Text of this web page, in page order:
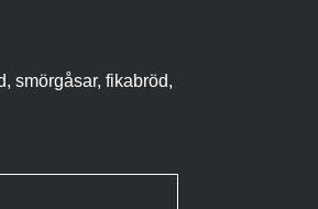
smörgåsar, fikabröd,